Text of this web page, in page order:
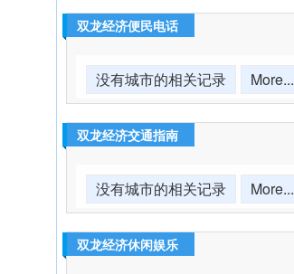
双龙经济便民电话
没有城市的相关记录 More...
双龙经济交通指南
没有城市的相关记录 More...
双龙经济休闲娱乐